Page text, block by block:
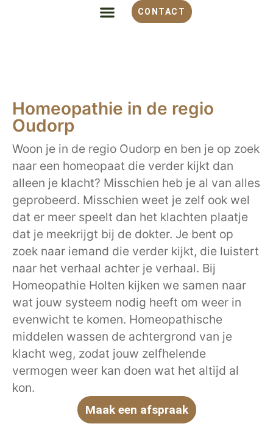
CONTACT
Homeopathie in de regio
Oudorp
Woon je in de regio Oudorp en ben je op zoek
naar een homeopaat die verder kijkt dan
alleen je klacht? Misschien heb je al van alles
geprobeerd. Misschien weet je zelf ook wel
dat er meer speelt dan het klachten plaatje
dat je meekrijgt bij de dokter. Je bent op
zoek naar iemand die verder kijkt, die luistert
naar het verhaal achter je verhaal. Bij
Homeopathie Holten kijken we samen naar
wat jouw systeem nodig heeft om weer in
evenwicht te komen. Homeopathische
middelen wassen de achtergrond van je
klacht weg, zodat jouw zelfhelende
vermogen weer kan doen wat het altijd al
kon.
Maak een afspraak